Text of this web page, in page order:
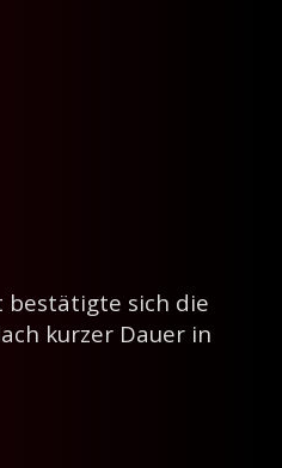
bestätigte sich die
kurzer Dauer in